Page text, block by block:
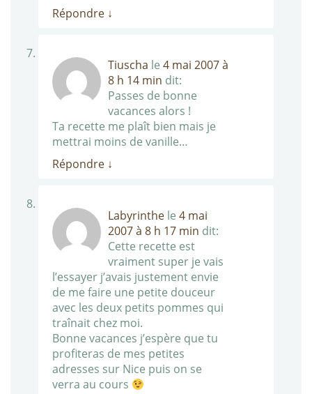
Répondre ↓
Tiuscha le 4 mai 2007 à
8 h 14 min dit:
Passes de bonne
vacances alors !
Ta recette me plaît bien mais je
mettrai moins de vanille…
Répondre ↓
Labyrinthe le 4 mai
2007 à 8 h 17 min dit:
Cette recette est
vraiment super je vais
l’essayer j’avais justement envie
de me faire une petite douceur
avec les deux petits pommes qui
traînait chez moi.
Bonne vacances j’espère que tu
profiteras de mes petites
adresses sur Nice puis on se
verra au cours